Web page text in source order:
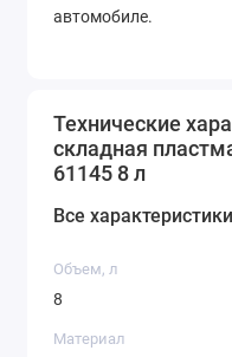
автомобиле.
Технические
складная
61145 8 л
Все характеристики
Объем, л
8
Материал